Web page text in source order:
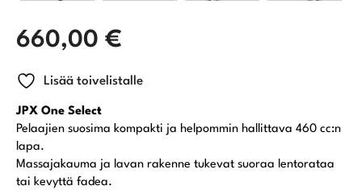
660,00 €
Lisää toivelistalle
JPX One Select
Pelaajien suosima kompakti ja helpommin hallittava 460 cc:n
lapa.
Massajakauma ja lavan rakenne tukevat suoraa lentorataa
tai kevyttä fadea.